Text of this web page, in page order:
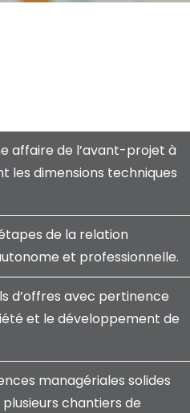
affaire de l’avant-projet à
les dimensions techniques
de la relation
et professionnelle.
d’offres avec pertinence
et le développement de
managériales solides
chantiers de